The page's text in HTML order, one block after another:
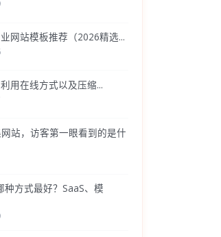
网站模板推荐（2026精选...
用在线方式以及压缩...
站，访客第一眼看到的是什
种方式最好？SaaS、模